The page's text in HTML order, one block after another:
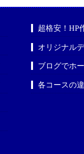
超格安！HP
オリジナル
ブログでホ
各コースの